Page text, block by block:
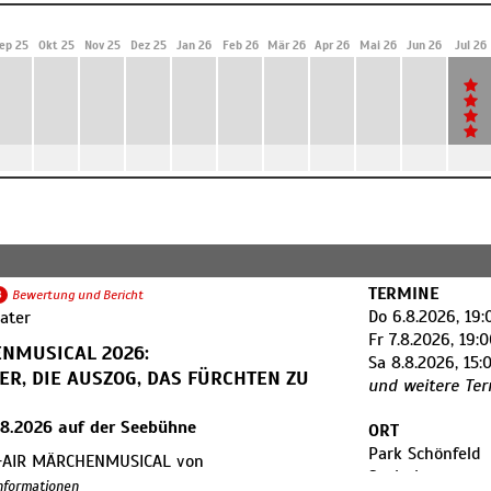
25 Okt 25 Nov 25 Dez 25 Jan 26 Feb 26 Mär 26 Apr 26 Mai 26 Jun 26 Jul 26
Bewertung und Bericht
2026:
DIE AUSZOG, DAS FÜRCHTEN ZU
auf der Seebühne
MÄRCHENMUSICAL von
STEINAU und LENA BAUMGARTE
TERMINE
Do 6.8.2026,
Fr 7.8.2026,
Sa 8.8.2026,
und weitere
ORT
Park Schönfeld
Seebühne